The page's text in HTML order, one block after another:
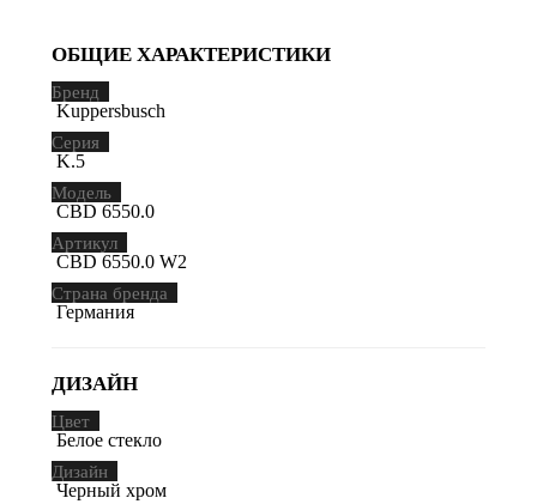
ОБЩИЕ ХАРАКТЕРИСТИКИ
Бренд
Kuppersbusch
Серия
K.5
Модель
CBD 6550.0
Артикул
CBD 6550.0 W2
Страна бренда
Германия
ДИЗАЙН
Цвет
Белое стекло
Дизайн
Черный хром